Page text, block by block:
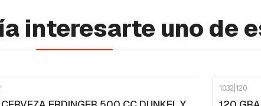
interesarte uno de
1032 120